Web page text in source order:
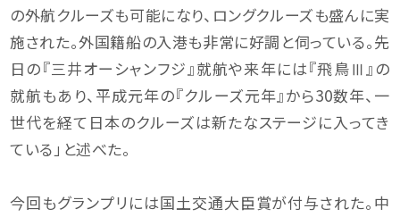
の外航クルーズも可能になり、ロングクルーズも盛んに実
施された。外国籍船の入港も非常に好調と伺っている。先
日の『三井オーシャンフジ』就航や来年には『飛鳥Ⅲ』の
就航もあり、平成元年の『クルーズ元年』から30数年、一
世代を経て日本のクルーズは新たなステージに入ってき
ている」と述べた。
今回もグランプリには国土交通大臣賞が付与された。中